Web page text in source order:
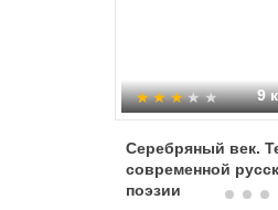
9
Серебряный век.
современной
поэзии